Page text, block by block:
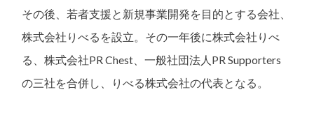
その後、若者支援と新規事業開発を目的とする会社、
株式会社りべるを設立。その一年後に株式会社りべ
る、株式会社PR Chest、一般社団法人PR Supporters
の三社を合併し、りべる株式会社の代表となる。